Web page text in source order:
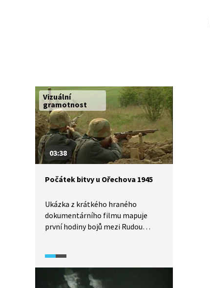
Vizuální
gramotnost
03:38
Počátek bitvy u Ořechova 1945
Ukázka z krátkého hraného
dokumentárního filmu mapuje
první hodiny bojů mezi Rudou
založena na záběrech novodobě
inscenovaných bojů, střídá se
s komentářem vojenského